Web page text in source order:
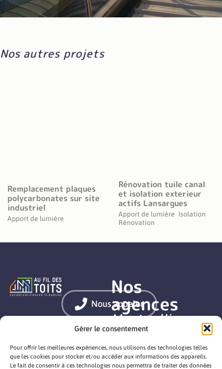
Gérer le consentement
Pour offrir les meilleures expériences, nous utilisons des technologies telles
que les cookies pour stocker et/ou accéder aux informations des appareils.
Le fait de consentir à ces technologies nous permettra de traiter des données
Nos autres projets
Remplacement plaques
polycarbonates sur site
industriel
Apport de lumière
Rénovation tuile canal
et isolation exterieur
actifs Lansargues
Apport de lumière
Isolation
Rénovation
Nous appeler
Mentions légales
Politique de cookies
Déclaration de confidentialité
Nos
agences
Montpellier
Béziers